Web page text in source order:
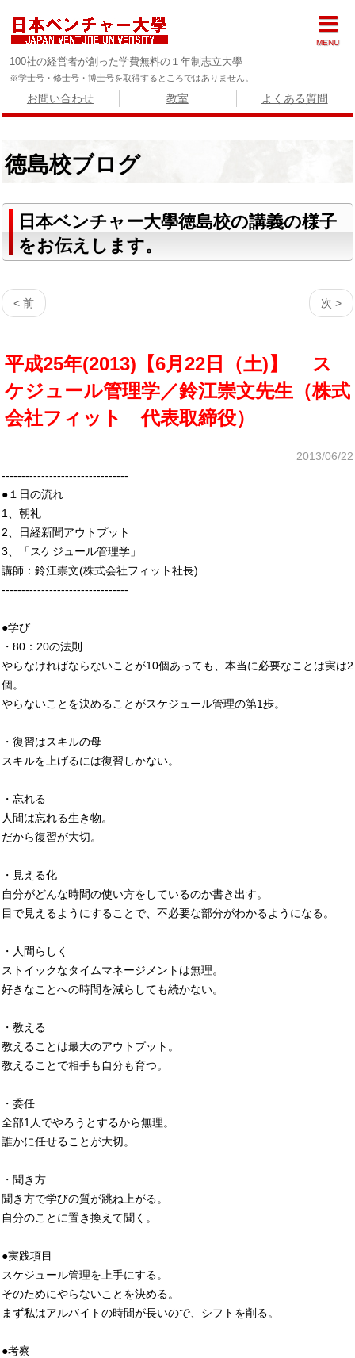
100社の経営者が創った学費無料の１年制志立大學
※学士号・修士号・博士号を取得するところではありません。
お問い合わせ 教室 よくある質問
徳島校ブログ
日本ベンチャー大學徳島校の講義の様子
をお伝えします。
< 前 次 >
平成25年(2013)【6月22日（土)】 ス
ケジュール管理学／鈴江崇文先生（株式
会社フィット 代表取締役）
2013/06/22
--------------------------------
●１日の流れ
1、朝礼
2、日経新聞アウトプット
3、「スケジュール管理学」
講師：鈴江崇文(株式会社フィット社長)
--------------------------------
●学び
・80：20の法則
やらなければならないことが10個あっても、本当に必要なことは実は2
個。
やらないことを決めることがスケジュール管理の第1歩。
・復習はスキルの母
スキルを上げるには復習しかない。
・忘れる
人間は忘れる生き物。
だから復習が大切。
・見える化
自分がどんな時間の使い方をしているのか書き出す。
目で見えるようにすることで、不必要な部分がわかるようになる。
・人間らしく
ストイックなタイムマネージメントは無理。
好きなことへの時間を減らしても続かない。
・教える
教えることは最大のアウトプット。
教えることで相手も自分も育つ。
・委任
全部1人でやろうとするから無理。
誰かに任せることが大切。
・聞き方
聞き方で学びの質が跳ね上がる。
自分のことに置き換えて聞く。
●実践項目
スケジュール管理を上手にする。
そのためにやらないことを決める。
まず私はアルバイトの時間が長いので、シフトを削る。
●考察
MENU